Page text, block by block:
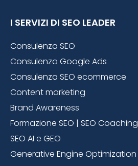
I SERVIZI DI SEO LEADER
Consulenza SEO
Consulenza Google Ads
Consulenza SEO ecommerce
Content marketing
Brand Awareness
Formazione SEO | SEO Coaching
SEO AI e GEO
Generative Engine Optimization